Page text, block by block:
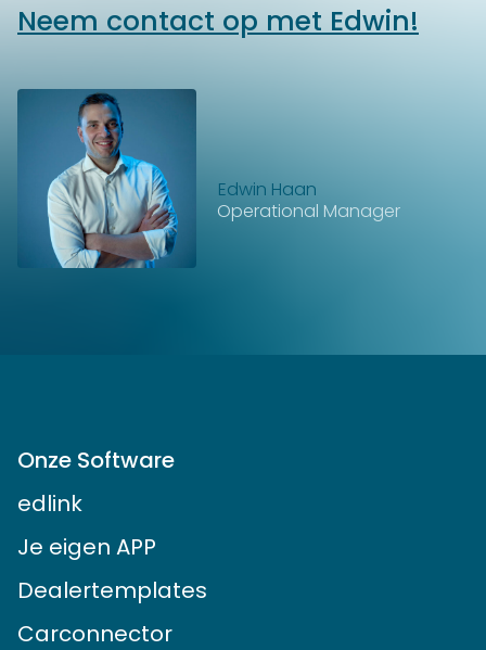
Neem contact op met Edwin!
Edwin Haan
Operational Manager
Onze Software
edlink
Je eigen APP
Dealertemplates
Carconnector